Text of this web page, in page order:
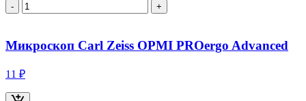
- +
Микроскоп Carl Zeiss OPMI PROergo Advanced
11 ₽